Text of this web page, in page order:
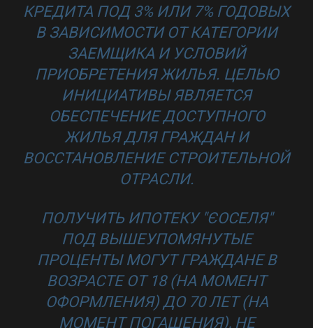
КРЕДИТА ПОД 3% ИЛИ 7% ГОДОВЫХ
В ЗАВИСИМОСТИ ОТ КАТЕГОРИИ
ЗАЕМЩИКА И УСЛОВИЙ
ПРИОБРЕТЕНИЯ ЖИЛЬЯ. ЦЕЛЬЮ
ИНИЦИАТИВЫ ЯВЛЯЕТСЯ
ОБЕСПЕЧЕНИЕ ДОСТУПНОГО
ЖИЛЬЯ ДЛЯ ГРАЖДАН И
ВОССТАНОВЛЕНИЕ СТРОИТЕЛЬНОЙ
ОТРАСЛИ.
ПОЛУЧИТЬ ИПОТЕКУ "ЄОСЕЛЯ"
ПОД ВЫШЕУПОМЯНУТЫЕ
ПРОЦЕНТЫ МОГУТ ГРАЖДАНЕ В
ВОЗРАСТЕ ОТ 18 (НА МОМЕНТ
ОФОРМЛЕНИЯ) ДО 70 ЛЕТ (НА
МОМЕНТ ПОГАШЕНИЯ), НЕ